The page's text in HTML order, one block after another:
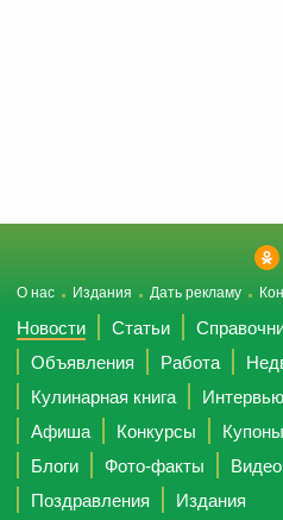
О нас Издания Дать рекламу
Новости Статьи
Объявления
Работа
Кулинарная книга
Интервью
Афиша
Конкурсы Купоны
Блоги
Фото-факты
Поздравления
Издания